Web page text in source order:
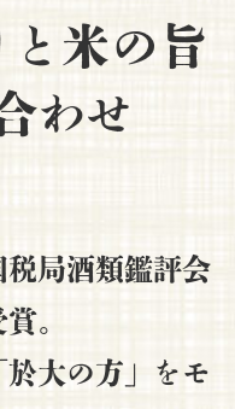
米の旨
わせ
税局酒類鑑評会
。
大の方」をモ